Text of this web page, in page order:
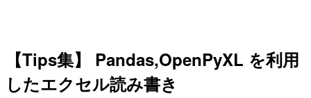
【Tips集】 Pandas,OpenPyXL を利用
したエクセル読み書き